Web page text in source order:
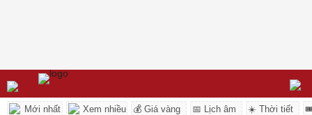
Mới nhất Xem nhiều 💰 Giá vàng 📅 Lịch âm ☀️ Thời tiết